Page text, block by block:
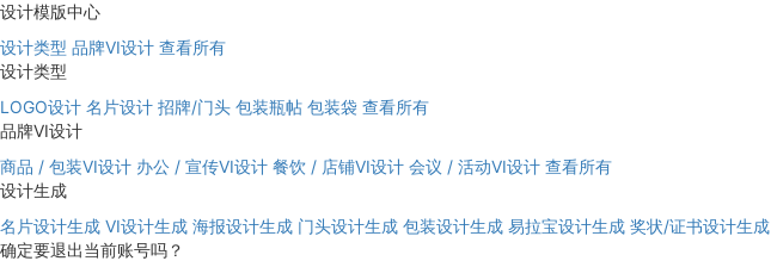
设计模版中心
设计类型 品牌VI设计 查看所有
设计类型
LOGO设计 名片设计 招牌/门头 包装瓶帖 包装袋 查看所有
品牌VI设计
商品 / 包装VI设计 办公 / 宣传VI设计 餐饮 / 店铺VI设计 会议 / 活动VI设计 查看所有
设计生成
名片设计生成 VI设计生成 海报设计生成 门头设计生成 包装设计生成 易拉宝设计生成 奖状/证书设计生成
确定要退出当前账号吗？